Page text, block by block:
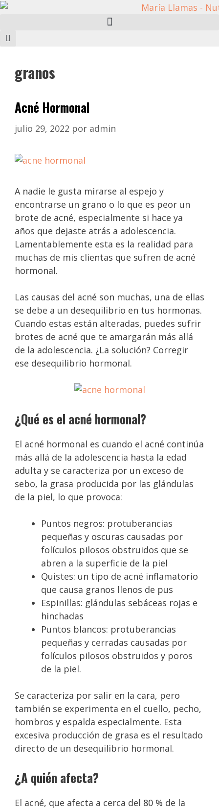
granos
Acné Hormonal
julio 29, 2022 por admin
A nadie le gusta mirarse al espejo y
encontrarse un grano o lo que es peor un
brote de acné, especialmente si hace ya
años que dejaste atrás a adolescencia.
Lamentablemente esta es la realidad para
muchas de mis clientas que sufren de acné
hormonal.
Las causas del acné son muchas, una de ellas
se debe a un desequilibrio en tus hormonas.
Cuando estas están alteradas, puedes sufrir
brotes de acné que te amargarán más allá
de la adolescencia. ¿La solución? Corregir
ese desequilibrio hormonal.
¿Qué es el acné hormonal?
El acné hormonal es cuando el acné continúa
más allá de la adolescencia hasta la edad
adulta y se caracteriza por un exceso de
sebo, la grasa producida por las glándulas
de la piel, lo que provoca:
Puntos negros: protuberancias
pequeñas y oscuras causadas por
folículos pilosos obstruidos que se
abren a la superficie de la piel
Quistes: un tipo de acné inflamatorio
que causa granos llenos de pus
Espinillas: glándulas sebáceas rojas e
hinchadas
Puntos blancos: protuberancias
pequeñas y cerradas causadas por
folículos pilosos obstruidos y poros
de la piel.
Se caracteriza por salir en la cara, pero
también se experimenta en el cuello, pecho,
hombros y espalda especialmente. Esta
excesiva producción de grasa es el resultado
directo de un desequilibrio hormonal.
¿A quién afecta?
El acné, que afecta a cerca del 80 % de la